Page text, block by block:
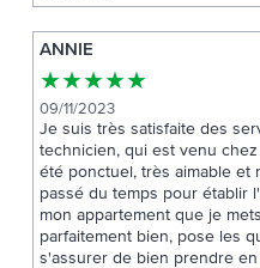
ANNIE
★★★★★
09/11/2023
Je suis très satisfaite des
technicien, qui est venu
été ponctuel, très aimable et
passé du temps pour établir
mon appartement que je
parfaitement bien, pose les
s'assurer de bien prendre en